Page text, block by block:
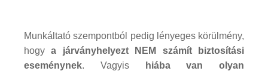
Munkáltató szempontból pedig lényeges körülmény,
hogya járványhelyezt NEM számít biztosítási
eseménynek. Vagyis
hiába van olyan